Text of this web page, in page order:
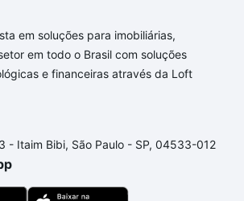
Apartamentos à venda em rua
a oferta ideal para você, com
venda em rua doutor luis ratton -
MG que custam a partir
podem se adequar ao seu
tem alguma dúvida dos custos
de compra, veja em nosso
comprar um apartamento
em soluções para imobiliárias,
em todo o Brasil com soluções
e financeiras através da Loft
- Itaim Bibi, São Paulo - SP, 04533-012